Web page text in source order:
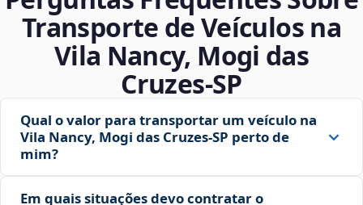
Transporte de Veículos na
Vila Nancy, Mogi das
Cruzes‑SP
Qual o valor para transportar um veículo na
Vila Nancy, Mogi das Cruzes‑SP perto de
mim?
Em quais situações devo contratar o